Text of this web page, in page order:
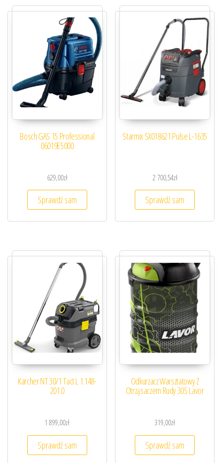
Bosch GAS 15 Professional
06019E5000
629,00zł
Sprawdź sam
Starmix SX018621 Pulse L-1635
2 700,54zł
Sprawdź sam
Karcher NT 30/1 Tact L 1.148-
201.0
1 899,00zł
Sprawdź sam
Odkurzacz Warsztatowy Z
Otrząsaczem Rudy 30S Lavor
319,00zł
Sprawdź sam